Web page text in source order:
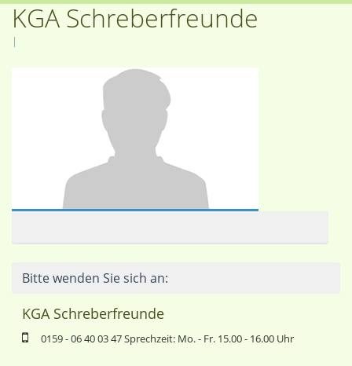
KGA Schreberfreunde
|
Bitte wenden Sie sich an:
KGA Schreberfreunde
0159 - 06 40 03 47 Sprechzeit: Mo. - Fr. 15.00 - 16.00 Uhr